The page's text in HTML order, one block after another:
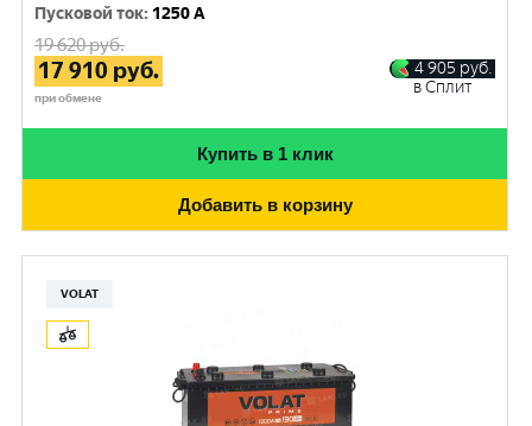
Пусковой ток: 1250 A
19 620руб.
17 910 руб.
при обмене
4 905 руб.
в Сплит
Купить в 1 клик
Добавить в корзину
VOLAT